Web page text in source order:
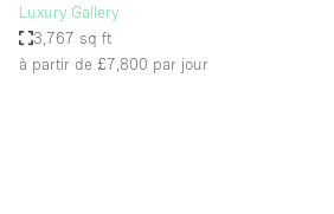
Luxury Gallery
3,767 sq ft
à partir de £7,800 par jour